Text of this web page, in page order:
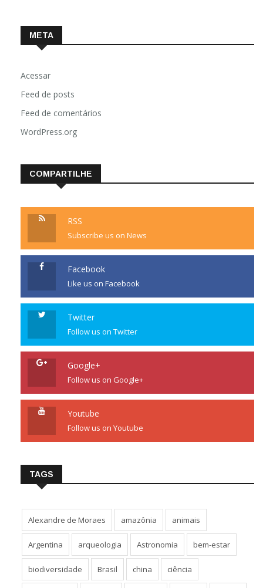
META
Acessar
Feed de posts
Feed de comentários
WordPress.org
COMPARTILHE
RSS
Subscribe us on News
Facebook
Like us on Facebook
Twitter
Follow us on Twitter
Google+
Follow us on Google+
Youtube
Follow us on Youtube
TAGS
Alexandre de Moraes amazônia animais
Argentina arqueologia Astronomia bem-estar
biodiversidade Brasil china ciência